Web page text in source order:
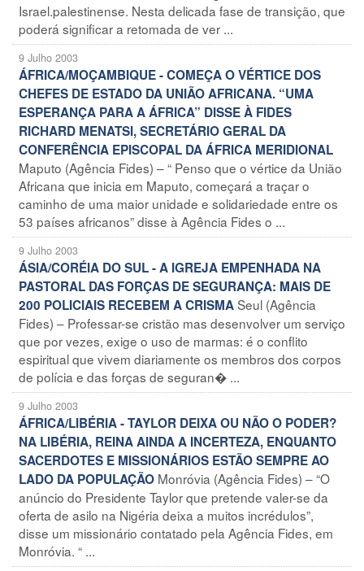
Israel.palestinense. Nesta delicada fase de transição, que
poderá significar a retomada de ver ...
9 Julho 2003
ÁFRICA/MOÇAMBIQUE - COMEÇA O VÉRTICE DOS
CHEFES DE ESTADO DA UNIÃO AFRICANA. “UMA
ESPERANÇA PARA A ÁFRICA” DISSE À FIDES
RICHARD MENATSI, SECRETÁRIO GERAL DA
CONFERÊNCIA EPISCOPAL DA ÁFRICA MERIDIONAL
Maputo (Agência Fides) – “ Penso que o vértice da União
Africana que inicia em Maputo, começará a traçar o
caminho de uma maior unidade e solidariedade entre os
53 países africanos” disse à Agência Fides o ...
9 Julho 2003
ÁSIA/CORÉIA DO SUL - A IGREJA EMPENHADA NA
PASTORAL DAS FORÇAS DE SEGURANÇA: MAIS DE
200 POLICIAIS RECEBEM A CRISMASeul (Agência
Fides) – Professar-se cristão mas desenvolver um serviço
que por vezes, exige o uso de marmas: é o conflito
espiritual que vivem diariamente os membros dos corpos
de polícia e das forças de seguran� ...
9 Julho 2003
ÁFRICA/LIBÉRIA - TAYLOR DEIXA OU NÃO O PODER?
NA LIBÉRIA, REINA AINDA A INCERTEZA, ENQUANTO
SACERDOTES E MISSIONÁRIOS ESTÃO SEMPRE AO
LADO DA POPULAÇÃO Monróvia (Agência Fides) – “O
anúncio do Presidente Taylor que pretende valer-se da
oferta de asilo na Nigéria deixa a muitos incrédulos”,
disse um missionário contatado pela Agência Fides, em
Monróvia. “ ...